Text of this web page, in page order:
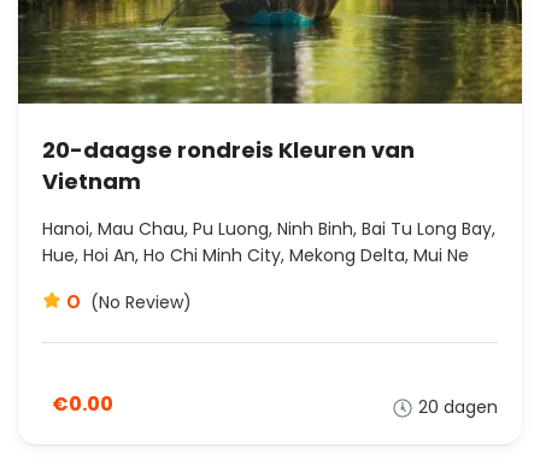
20-daagse rondreis Kleuren van
Vietnam
Hanoi, Mau Chau, Pu Luong, Ninh Binh, Bai Tu Long Bay,
Hue, Hoi An, Ho Chi Minh City, Mekong Delta, Mui Ne
0 (No Review)
€0.00 20 dagen